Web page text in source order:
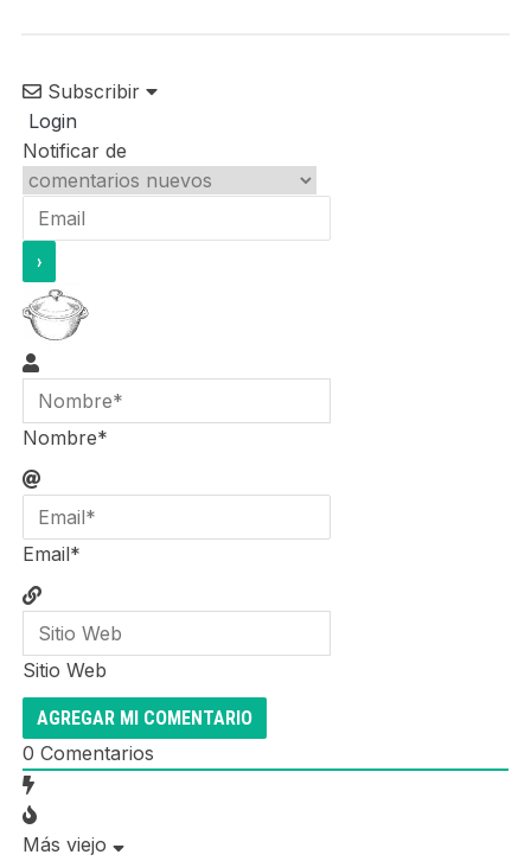
Subscribir
Login
Notificar de
Nombre*
Email*
Sitio Web
0 Comentarios
Más viejo